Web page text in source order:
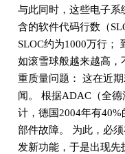
与此同时，这些电子系
含的软件代码行数（
SLOC约为1000万行；
如滚雪球般越来越高，
重质量问题： 这在近
闻。 根据ADAC（全
计，德国2004年有
部件故障。 为此，必
发新功能，于是出现先